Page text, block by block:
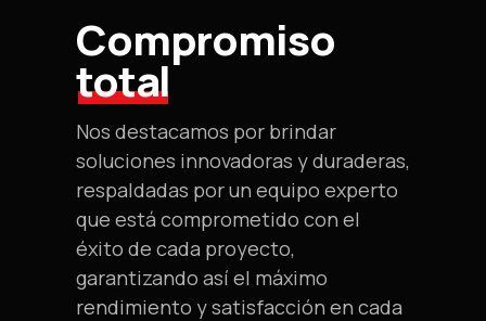
Soluciones
completas
Tu aliado integral para el campo y
jardín: ofrecemos una amplia gama
de maquinaria y accesorios con la
calidad y respaldo que tu trabajo
merece.
Compromiso
total
Nos destacamos por brindar
soluciones innovadoras y duraderas,
respaldadas por un equipo experto
que está comprometido con el
éxito de cada proyecto,
garantizando así el máximo
rendimiento y satisfacción en cada
Excelencia
garantizada
Impulsamos la productividad de
forma integral ofreciendo
maquinaria agrícola, forestal y de
jardín respaldada por un servicio al
cliente excepcional.